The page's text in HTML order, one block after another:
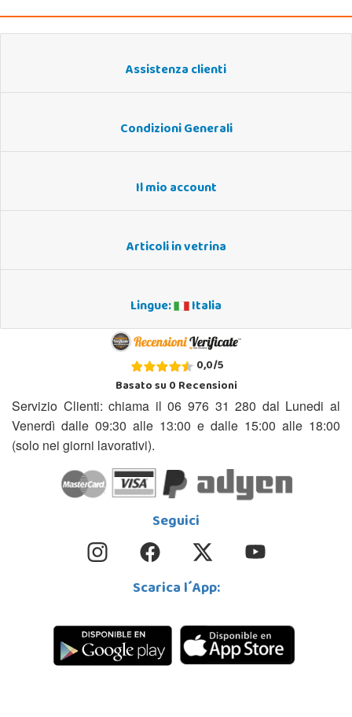
Assistenza clienti
Condizioni Generali
Il mio account
Articoli in vetrina
Lingue: Italia
0,0/5
Basato su0Recensioni
Servizio Clienti: chiama il 06 976 31 280 dal Lunedi al
Venerdì dalle 09:30 alle 13:00 e dalle 15:00 alle 18:00
(solo nei giorni lavorativi).
Seguici
Scarica l´App: